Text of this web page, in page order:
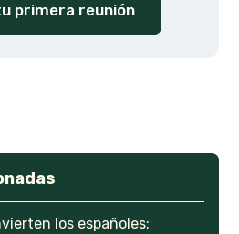
primera reunión
los españoles: